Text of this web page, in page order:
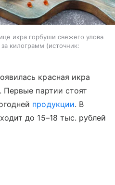
икра горбуши свежего улова
килограмм
источник:
красная икра
Первые партии стоят
продукции. В
до 15–18 тыс. рублей